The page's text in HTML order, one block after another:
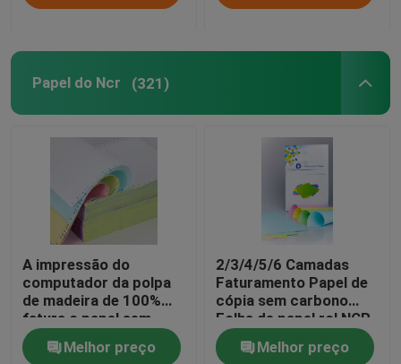
Papel do Ncr (321)
A impressão do
computador da polpa
de madeira de 100%
fatura o papel sem
carbônio de 2 dobras
na folha para faturas
Melhor preço
2/3/4/5/6 Camadas
Faturamento Papel de
cópia sem carbono
Folha de papel rol NCR
Papel personalizado
Melhor preço